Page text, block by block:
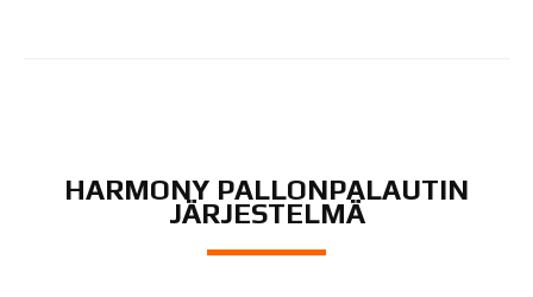
HARMONY PALLONPALAUTIN
JÄRJESTELMÄ